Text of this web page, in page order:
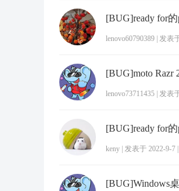
lenovo60790389 发表
lenovo73711435 发表
[BUG]ready for
keny 发表于 2022-9-7
[BUG]Windows